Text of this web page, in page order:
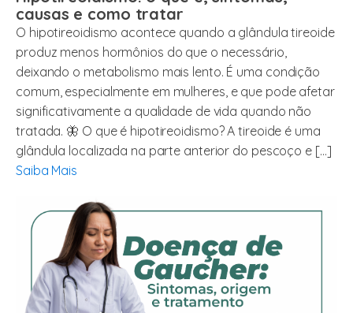
causas e como tratar
O hipotireoidismo acontece quando a glândula tireoide
produz menos hormônios do que o necessário,
deixando o metabolismo mais lento. É uma condição
comum, especialmente em mulheres, e que pode afetar
significativamente a qualidade de vida quando não
tratada. 🦋 O que é hipotireoidismo? A tireoide é uma
glândula localizada na parte anterior do pescoço e […]
Saiba Mais